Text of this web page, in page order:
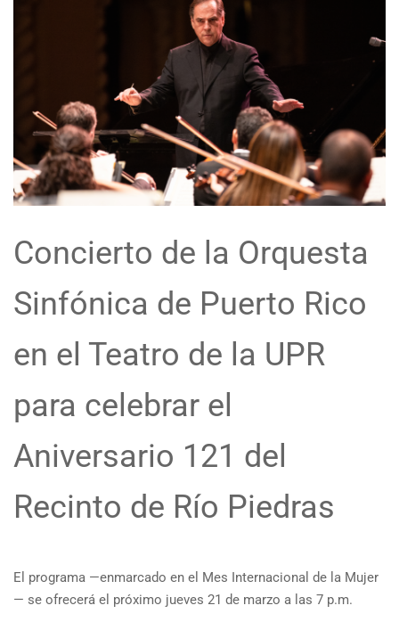
Concierto de la Orquesta
Sinfónica de Puerto Rico
en el Teatro de la UPR
para celebrar el
Aniversario 121 del
Recinto de Río Piedras
El programa —enmarcado en el Mes Internacional de la Mujer
— se ofrecerá el próximo jueves 21 de marzo a las 7 p.m.